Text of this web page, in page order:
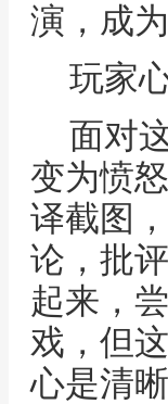
演，成
玩家
面对
变为愤
译截图
论，批
起来，
戏，但
心是清